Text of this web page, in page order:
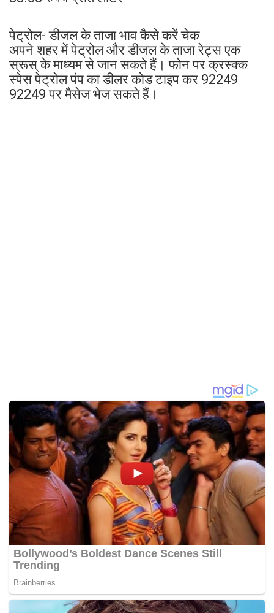
पेट्रोल- डीजल के ताजा भाव कैसे करें चेक
अपने शहर में पेट्रोल और डीजल के ताजा रेट्स एक
स्रूस् के माध्यम से जान सकते हैं। फोन पर क्रस्क्क
स्पेस पेट्रोल पंप का डीलर कोड टाइप कर 92249
92249 पर मैसेज भेज सकते हैं।